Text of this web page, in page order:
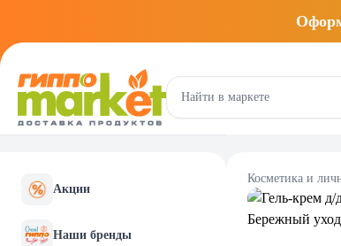
Акции
Наши бренды
Косметика и